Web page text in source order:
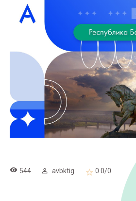
544 avbktig 0.0/0